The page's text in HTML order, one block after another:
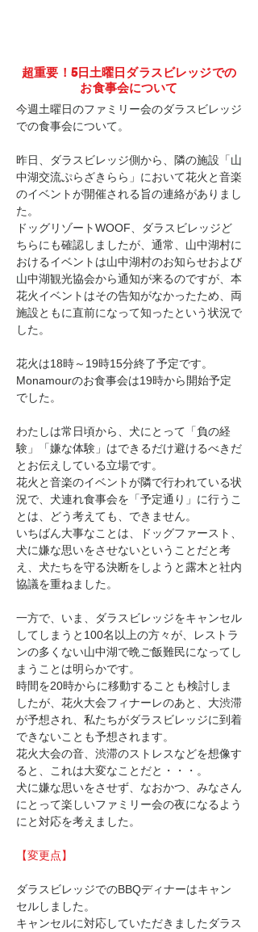
超重要！5日土曜日ダラスビレッジでの
お食事会について
今週土曜日のファミリー会のダラスビレッジ
での食事会について。
昨日、ダラスビレッジ側から、隣の施設「山
中湖交流ぷらざきらら」において花火と音楽
のイベントが開催される旨の連絡がありまし
た。
ドッグリゾートWOOF、ダラスビレッジど
ちらにも確認しましたが、通常、山中湖村に
おけるイベントは山中湖村のお知らせおよび
山中湖観光協会から通知が来るのですが、本
花火イベントはその告知がなかったため、両
施設ともに直前になって知ったという状況で
した。
花火は18時～19時15分終了予定です。
Monamourのお食事会は19時から開始予定
でした。
わたしは常日頃から、犬にとって「負の経
験」「嫌な体験」はできるだけ避けるべきだ
とお伝えしている立場です。
花火と音楽のイベントが隣で行われている状
況で、犬連れ食事会を「予定通り」に行うこ
とは、どう考えても、できません。
いちばん大事なことは、ドッグファースト、
犬に嫌な思いをさせないということだと考
え、犬たちを守る決断をしようと露木と社内
協議を重ねました。
一方で、いま、ダラスビレッジをキャンセル
してしまうと100名以上の方々が、レストラ
ンの多くない山中湖で晩ご飯難民になってし
まうことは明らかです。
時間を20時からに移動することも検討しま
したが、花火大会フィナーレのあと、大渋滞
が予想され、私たちがダラスビレッジに到着
できないことも予想されます。
花火大会の音、渋滞のストレスなどを想像す
ると、これは大変なことだと・・・。
犬に嫌な思いをさせず、なおかつ、みなさん
にとって楽しいファミリー会の夜になるよう
にと対応を考えました。
【変更点】
ダラスビレッジでのBBQディナーはキャン
セルしました。
キャンセルに対応していただきましたダラス